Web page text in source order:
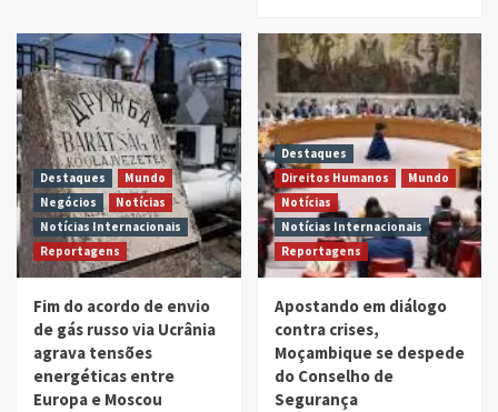
Destaques
Mundo
Negócios
Notícias
Notícias Internacionais
Reportagens
Fim do acordo de envio
de gás russo via Ucrânia
agrava tensões
energéticas entre
Europa e Moscou
Destaques
Direitos Humanos
Mundo
Notícias
Notícias Internacionais
Reportagens
Apostando em diálogo
contra crises,
Moçambique se despede
do Conselho de
Segurança